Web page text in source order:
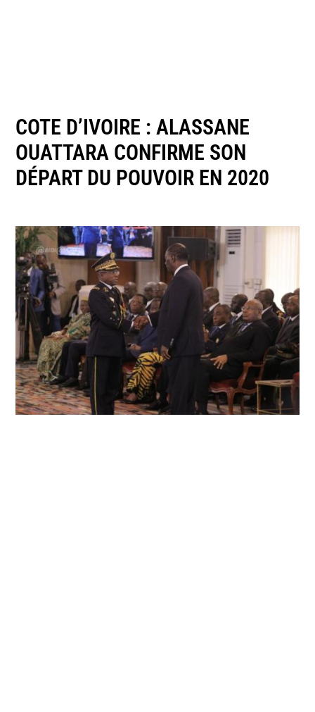
COTE D’IVOIRE : ALASSANE
OUATTARA CONFIRME SON
DÉPART DU POUVOIR EN 2020